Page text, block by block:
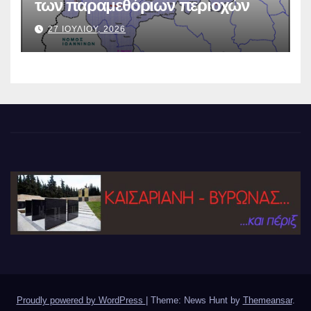
των παραμεθόριων περιοχών
27 ΙΟΥΛΙΟΥ, 2026
Proudly powered by WordPress Theme: News Hunt by Themeansar.